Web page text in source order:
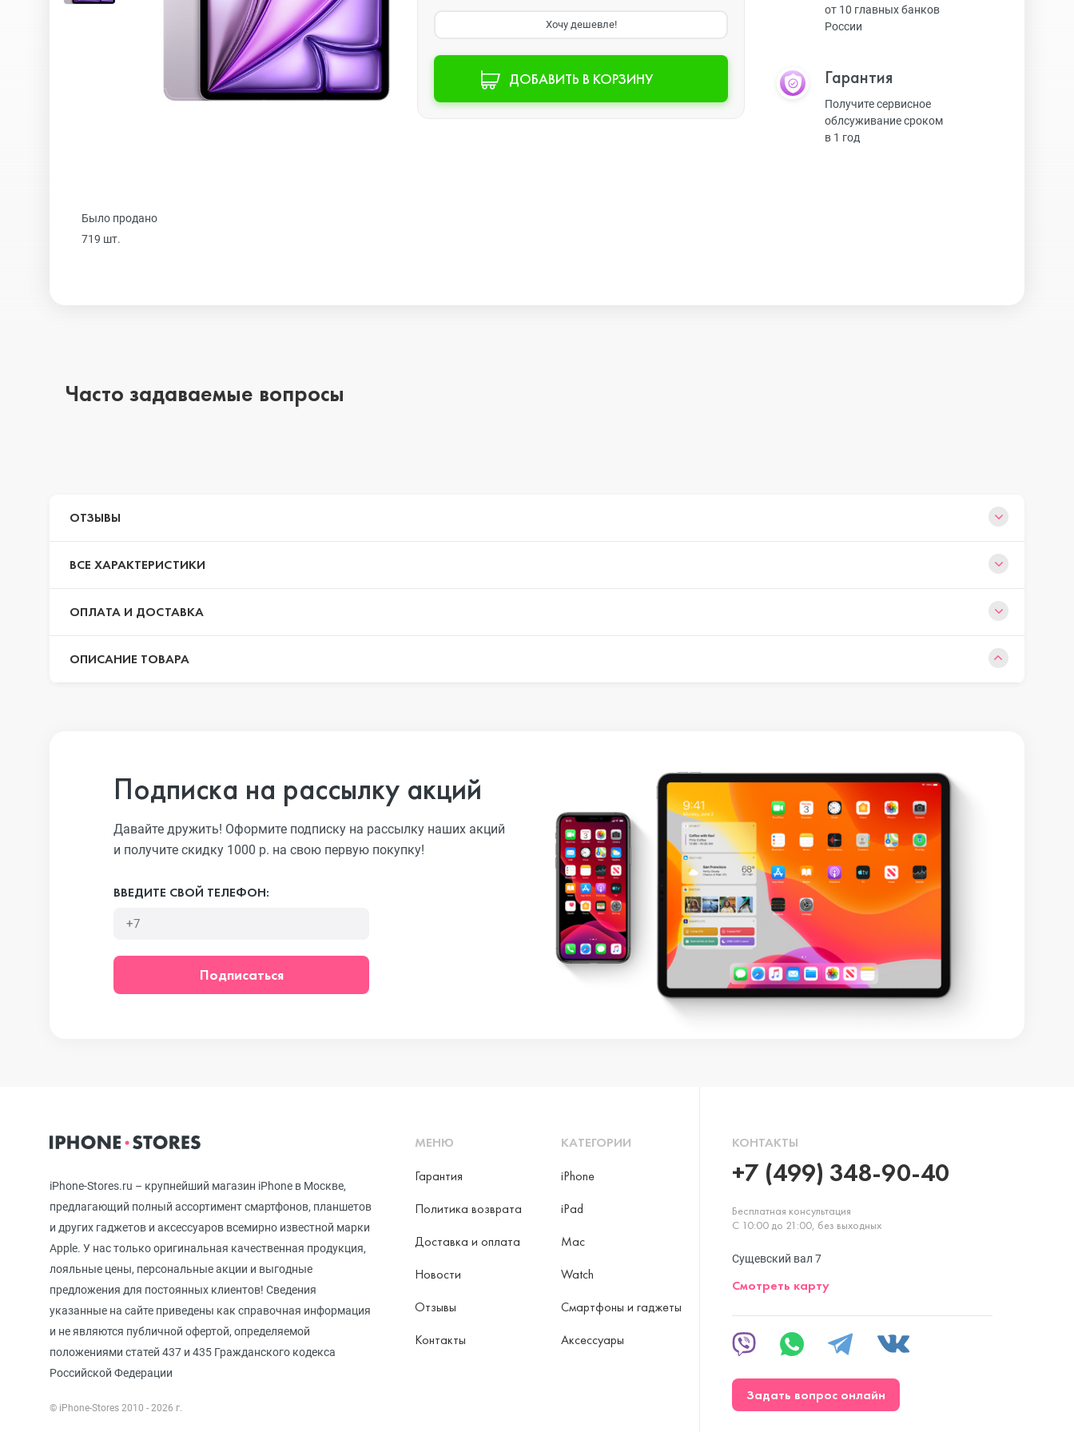
iPhone 16
iPhone 15 Pro
iPhone 13 Pro Max
iPhone 13
iPhone 13 mini
iPhone 12 Pro Max
iPhone 11 Pro Max
iPhone 11 Pro
iPhone 11
iPhone XS Max
Watch SE 2
Watch SE
Хочу дешевле!
ДОБАВИТЬ В КОРЗИНУ
Было продано
719 шт.
от 10 главных банков
России
Гарантия
Получите сервисное
облсуживание сроком
в 1 год
Часто задаваемые вопросы
ОТЗЫВЫ
ВСЕ ХАРАКТЕРИСТИКИ
ОПЛАТА И ДОСТАВКА
ОПИСАНИЕ ТОВАРА
Подписка на рассылку акций
Давайте дружить! Оформите подписку на рассылку наших акций
и получите скидку 1000 р. на свою первую покупку!
ВВЕДИТЕ СВОЙ ТЕЛЕФОН:
Подписаться
iPhone-Stores.ru – крупнейший магазин iPhone в Москве,
предлагающий полный ассортимент смартфонов, планшетов
и других гаджетов и аксессуаров всемирно известной марки
Apple. У нас только оригинальная качественная продукция,
лояльные цены, персональные акции и выгодные
предложения для постоянных клиентов! Сведения
указанные на сайте приведены как справочная информация
и не являются публичной офертой, определяемой
положениями статей 437 и 435 Гражданского кодекса
Российской Федерации
© iPhone-Stores 2010 - 2026 г.
МЕНЮ
Гарантия
Политика возврата
Доставка и оплата
Новости
Отзывы
Контакты
КАТЕГОРИИ
iPhone
iPad
Mac
Watch
Смартфоны и гаджеты
Аксессуары
КОНТАКТЫ
+7 (499) 348-90-40
Бесплатная консультация
С 10:00 до 21:00, без выходных
Сущевский вал 7
Смотреть карту
Задать вопрос онлайн